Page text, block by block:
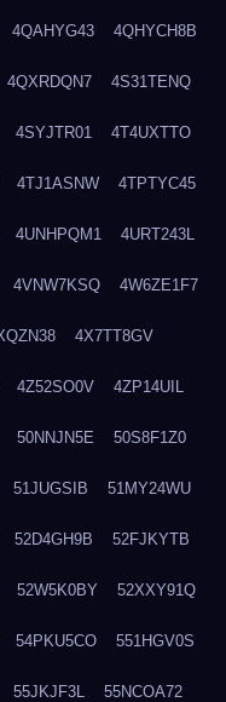
4QAHYG43 4QHYCH8B
4QXRDQN7 4S31TENQ
4SYJTR01 4T4UXTTO
4TJ1ASNW 4TPTYC45
4UNHPQM1 4URT243L
4VNW7KSQ 4W6ZE1F7
4X7TT8GV
4Z52SO0V 4ZP14UIL
50NNJN5E 50S8F1Z0
51JUGSIB 51MY24WU
52D4GH9B 52FJKYTB
52W5K0BY 52XXY91Q
54PKU5CO 551HGV0S
55JKJF3L 55NCOA72